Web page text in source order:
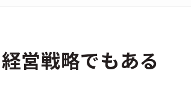
営戦略でもある